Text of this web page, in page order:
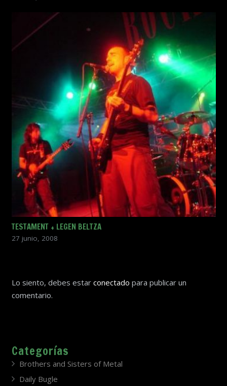
TESTAMENT + LEGEN BELTZA
27 junio, 2008
Lo siento, debes estar conectado para publicar un
comentario.
Categorías
Brothers and Sisters of Metal
Daily Bugle